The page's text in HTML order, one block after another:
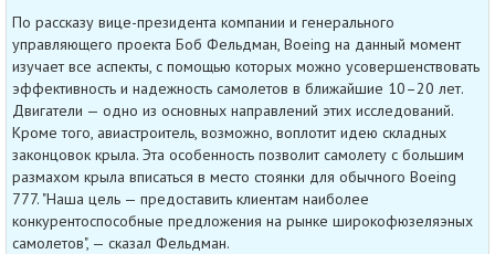
По рассказу вице-президента компании и генерального
управляющего проекта Боб Фельдман, Boeing на данный момент
изучает все аспекты, с помощью которых можно усовершенствовать
эффективность и надежность самолетов в ближайшие 10–20 лет.
Двигатели — одно из основных направлений этих исследований.
Кроме того, авиастроитель, возможно, воплотит идею складных
законцовок крыла. Эта особенность позволит самолету с большим
размахом крыла вписаться в место стоянки для обычного Boeing
777. "Наша цель — предоставить клиентам наиболее
конкурентоспособные предложения на рынке широкофюзеляэных
самолетов", — сказал Фельдман.